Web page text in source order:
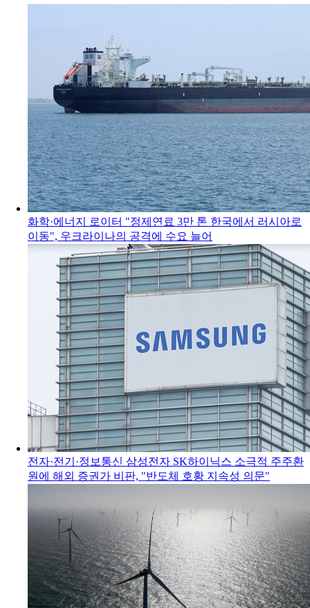
화학·에너지
로이터 "정제연료 3만 톤 한국에서 러시아로
이동", 우크라이나의 공격에 수요 늘어
전자·전기·정보통신 삼성전자 SK하이닉스 소극적 주주환
원에 해외 증권가 비판, "반도체 호황 지속성 의문"